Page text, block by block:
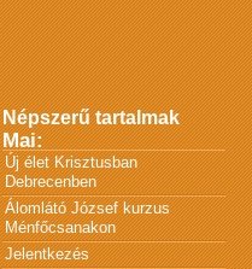
Népszerű tartalmak
Mai:
Új élet Krisztusban
Debrecenben
Álomlátó József kurzus
Ménfőcsanakon
Jelentkezés